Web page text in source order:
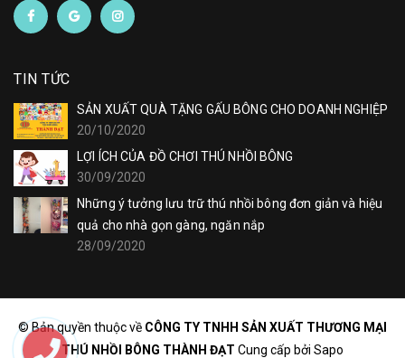
TIN TỨC
SẢN XUẤT QUÀ TẶNG GẤU BÔNG CHO DOANH NGHIỆP
20/10/2020
LỢI ÍCH CỦA ĐỒ CHƠI THÚ NHỒI BÔNG
30/09/2020
Những ý tưởng lưu trữ thú nhồi bông đơn giản và hiệu
quả cho nhà gọn gàng, ngăn nắp
28/09/2020
© Bản quyền thuộc về CÔNG TY TNHH SẢN XUẤT THƯƠNG MẠI
THÚ NHỒI BÔNG THÀNH ĐẠT Cung cấp bởi Sapo